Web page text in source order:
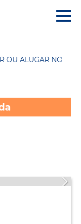
OU ALUGAR NO